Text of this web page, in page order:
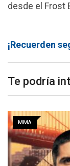
desde el Frost
¡Recuerden
Te podría
MMA